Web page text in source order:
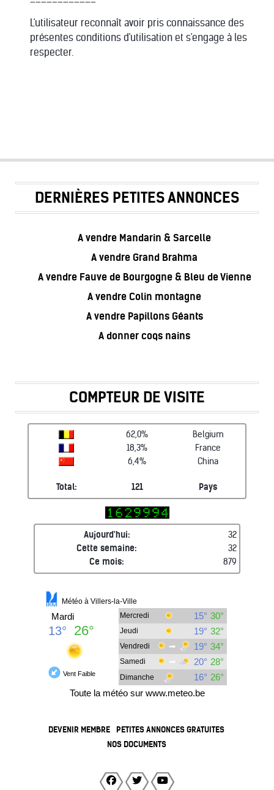
L'utilisateur reconnaît avoir pris connaissance des
présentes conditions d'utilisation et s'engage à les
respecter.
DERNIÈRES PETITES ANNONCES
A vendre Mandarin & Sarcelle
A vendre Grand Brahma
A vendre Fauve de Bourgogne & Bleu de Vienne
A vendre Colin montagne
A vendre Papillons Géants
A donner coqs nains
COMPTEUR DE VISITE
62,0%
Belgium
18,3%
France
6,4%
China
Total: 121 Pays
Aujourd'hui:
32
Cette semaine:
32
Ce mois:
879
DEVENIR MEMBRE
PETITES ANNONCES GRATUITES
NOS DOCUMENTS